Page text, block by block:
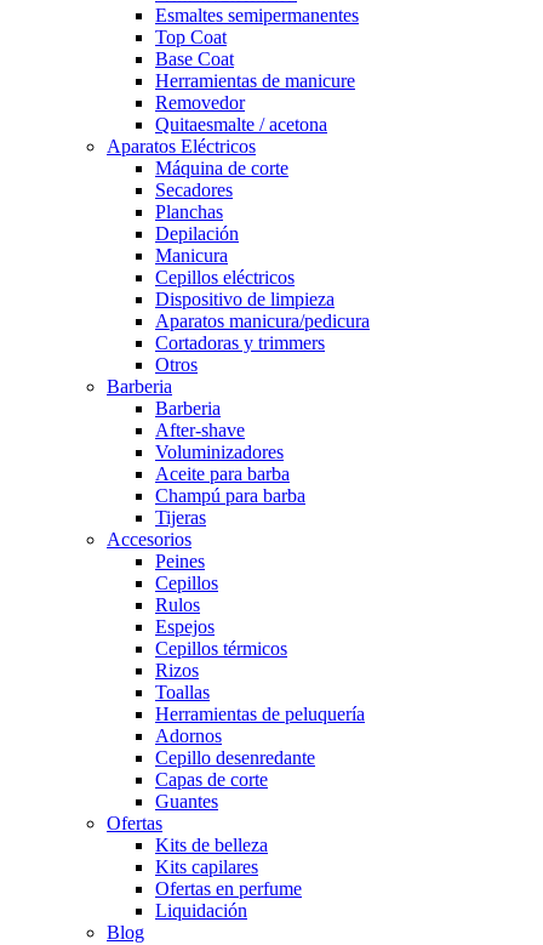
Esmaltes semipermanentes
Top Coat
Base Coat
Herramientas de manicure
Removedor
Quitaesmalte / acetona
Aparatos Eléctricos
Máquina de corte
Secadores
Planchas
Depilación
Manicura
Cepillos eléctricos
Dispositivo de limpieza
Aparatos manicura/pedicura
Cortadoras y trimmers
Otros
Barberia
Barberia
After-shave
Voluminizadores
Aceite para barba
Champú para barba
Tijeras
Accesorios
Peines
Cepillos
Rulos
Espejos
Cepillos térmicos
Rizos
Toallas
Herramientas de peluquería
Adornos
Cepillo desenredante
Capas de corte
Guantes
Ofertas
Kits de belleza
Kits capilares
Ofertas en perfume
Liquidación
Blog